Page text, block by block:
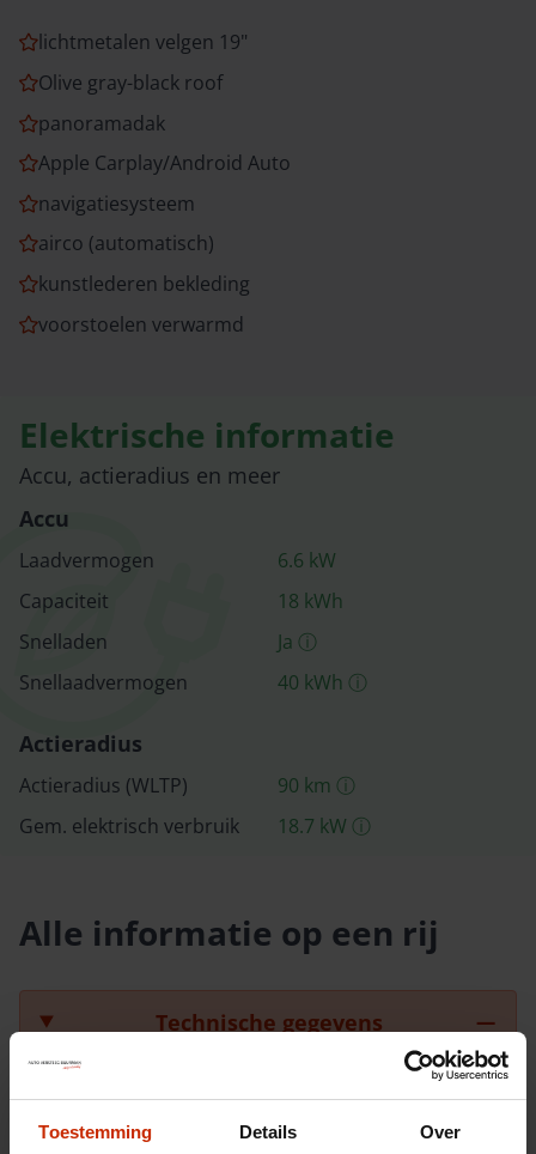
Toestemming Details Over
lichtmetalen velgen 19"
Olive gray-black roof
panoramadak
Apple Carplay/Android Auto
navigatiesysteem
airco (automatisch)
kunstlederen bekleding
voorstoelen verwarmd
Elektrische informatie
Accu, actieradius en meer
Accu
Laadvermogen 6.6 kW
Capaciteit
18 kWh
Snelladen
Ja ⓘ
Snellaad­vermogen
40 kWh ⓘ
Actieradius
Actieradius (WLTP) 90 km ⓘ
Gem. elektrisch verbruik
18.7 kW ⓘ
Alle informatie op een rij
Technische gegevens
Chassisnummer
LNNBBDEE1SC229969
Carrosserie
SUV